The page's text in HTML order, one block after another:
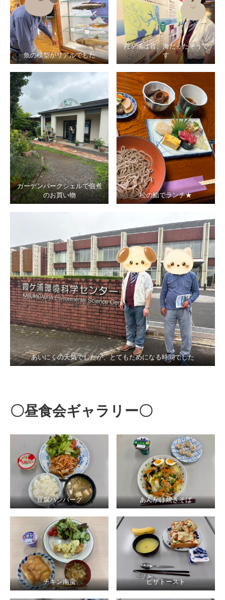
魚の模型がリアルでした
霞ヶ浦は昔、海だったそうで
す
ガーデンパークシェルで佃煮
のお買い物
松の鮨でランチ★
あいにくの天気でしたが、とてもためになる時間でした
〇昼食会ギャラリー〇
豆腐ハンバーグ あんかけ焼きそば
チキン南蛮 ピザトースト